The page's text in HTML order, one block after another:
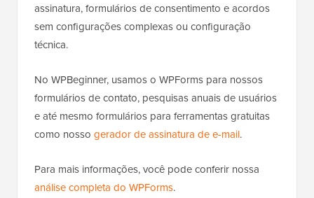
assinatura, formulários de consentimento e acordos
sem configurações complexas ou configuração
técnica.
No WPBeginner, usamos o WPForms para nossos
formulários de contato, pesquisas anuais de usuários
e até mesmo formulários para ferramentas gratuitas
como nosso gerador de assinatura de e-mail.
Para mais informações, você pode conferir nossa
análise completa do WPForms.